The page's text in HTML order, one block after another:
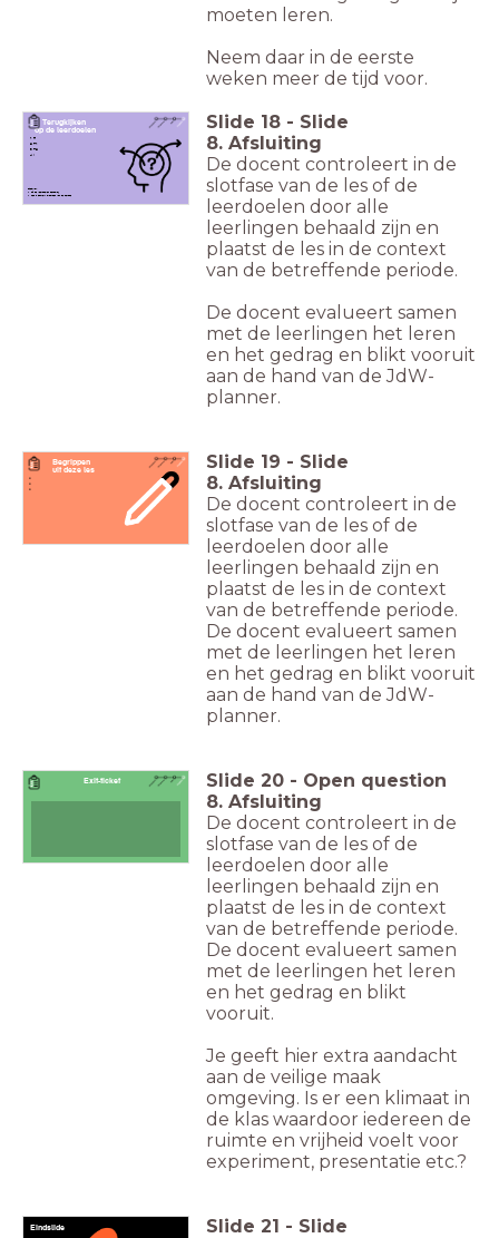
moeten leren.
Neem daar in de eerste
weken meer de tijd voor.
Terugkijken
op de leerdoelen
R
T1
T2
I
Checklist:
Zijn de leerdoelen behaald?
Les in context plaatsen van de periode
Slide 18 - Slide
8. Afsluiting
De docent controleert in de
slotfase van de les of de
leerdoelen door alle
leerlingen behaald zijn en
plaatst de les in de context
van de betreffende periode.
De docent evalueert samen
met de leerlingen het leren
en het gedrag en blikt vooruit
aan de hand van de JdW-
planner.
Begrippen
uit deze les
Slide 19 - Slide
8. Afsluiting
De docent controleert in de
slotfase van de les of de
leerdoelen door alle
leerlingen behaald zijn en
plaatst de les in de context
van de betreffende periode.
De docent evalueert samen
met de leerlingen het leren
en het gedrag en blikt vooruit
aan de hand van de JdW-
planner.
Exit-ticket Slide 20 - Open question
8. Afsluiting
De docent controleert in de
slotfase van de les of de
leerdoelen door alle
leerlingen behaald zijn en
plaatst de les in de context
van de betreffende periode.
De docent evalueert samen
met de leerlingen het leren
en het gedrag en blikt
vooruit.
Je geeft hier extra aandacht
aan de veilige maak
omgeving. Is er een klimaat in
de klas waardoor iedereen de
ruimte en vrijheid voelt voor
experiment, presentatie etc.?
Eindslide Slide 21 - Slide